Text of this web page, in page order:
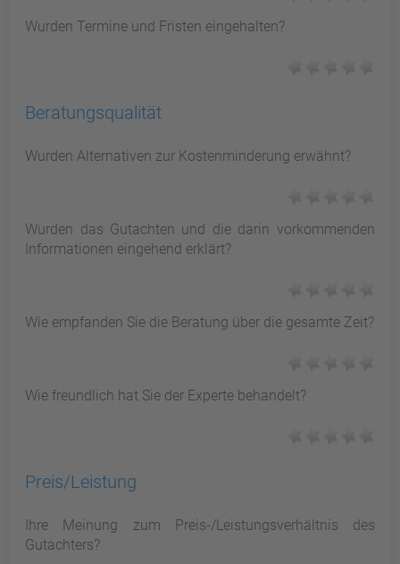
Wurden Termine und Fristen eingehalten?
Beratungsqualität
Wurden Alternativen zur Kostenminderung erwähnt?
Wurden das Gutachten und die darin vorkommenden
Informationen eingehend erklärt?
Wie empfanden Sie die Beratung über die gesamte Zeit?
Wie freundlich hat Sie der Experte behandelt?
Preis/Leistung
Ihre Meinung zum Preis-/Leistungsverhältnis des
Gutachters?